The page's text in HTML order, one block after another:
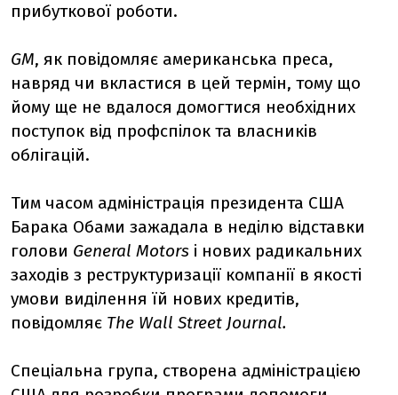
прибуткової роботи.
GM, як повідомляє американська преса,
навряд чи вкластися в цей термін, тому що
йому ще не вдалося домогтися необхідних
поступок від профспілок та власників
облігацій.
Тим часом адміністрація президента США
Барака Обами зажадала в неділю відставки
голови General Motors і нових радикальних
заходів з реструктуризації компанії в якості
умови виділення їй нових кредитів,
повідомляє The Wall Street Journal.
Спеціальна група, створена адміністрацією